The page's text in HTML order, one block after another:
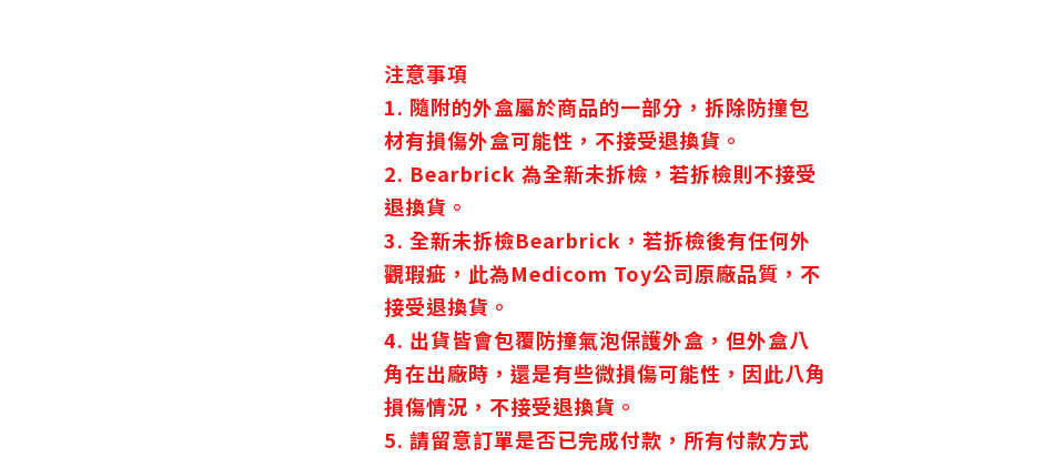
注意事項
1. 隨附的外盒屬於商品的一部分，拆除防撞包
材有損傷外盒可能性，不接受退換貨。
2. Bearbrick 為全新未拆檢，若拆檢則不接受
退換貨。
3. 全新未拆檢Bearbrick，若拆檢後有任何外
觀瑕疵，此為Medicom Toy公司原廠品質，不
接受退換貨。
4. 出貨皆會包覆防撞氣泡保護外盒，但外盒八
角在出廠時，還是有些微損傷可能性，因此八角
損傷情況，不接受退換貨。
5. 請留意訂單是否已完成付款，所有付款方式